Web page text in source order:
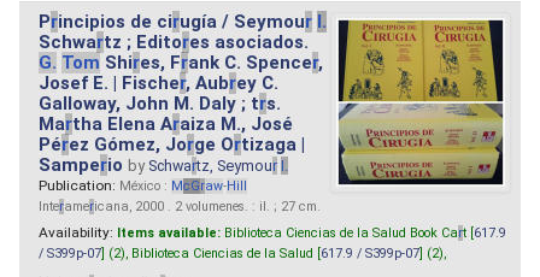
Principios de cirugía / Seymour I.
Schwartz ; Editores asociados.
G. Tom Shires, Frank C. Spencer,
Josef E. | Fischer, Aubrey C.
Galloway, John M. Daly ; trs.
Martha Elena Araiza M., José
Pérez Gómez, Jorge Ortizaga |
Samperio by Schwartz, Seymour I.
Publication: México : McGraw-Hill
Interamericana, 2000 . 2 volumenes. : il. ; 27 cm.
Availability: Items available: Biblioteca Ciencias de la Salud Book Cart [ 617.9
/ S399p-07 ] (2), Biblioteca Ciencias de la Salud [ 617.9 / S399p-07 ] (2),